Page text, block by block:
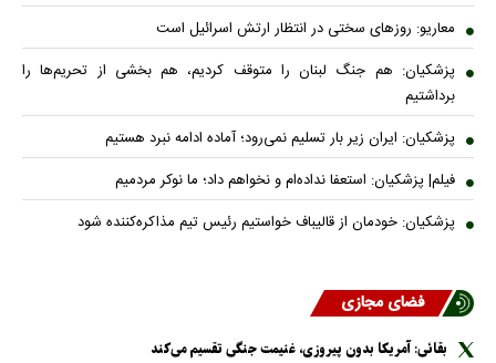
معاریو: روزهای سختی در انتظار ارتش اسرائیل است
پزشکیان: هم جنگ لبنان را متوقف کردیم، هم بخشی از تحریم‌ها را
برداشتیم
پزشکیان: ایران زیر بار تسلیم نمی‌رود؛ آماده ادامه نبرد هستیم
فیلم| پزشکیان: استعفا نداده‌ام و نخواهم داد؛ ما نوکر مردمیم
پزشکیان: خودمان از قالیباف خواستیم رئیس تیم مذاکره‌کننده شود
فضای مجازی
بقائی: آمریکا بدون پیروزی، غنیمت جنگی تقسیم می‌کند